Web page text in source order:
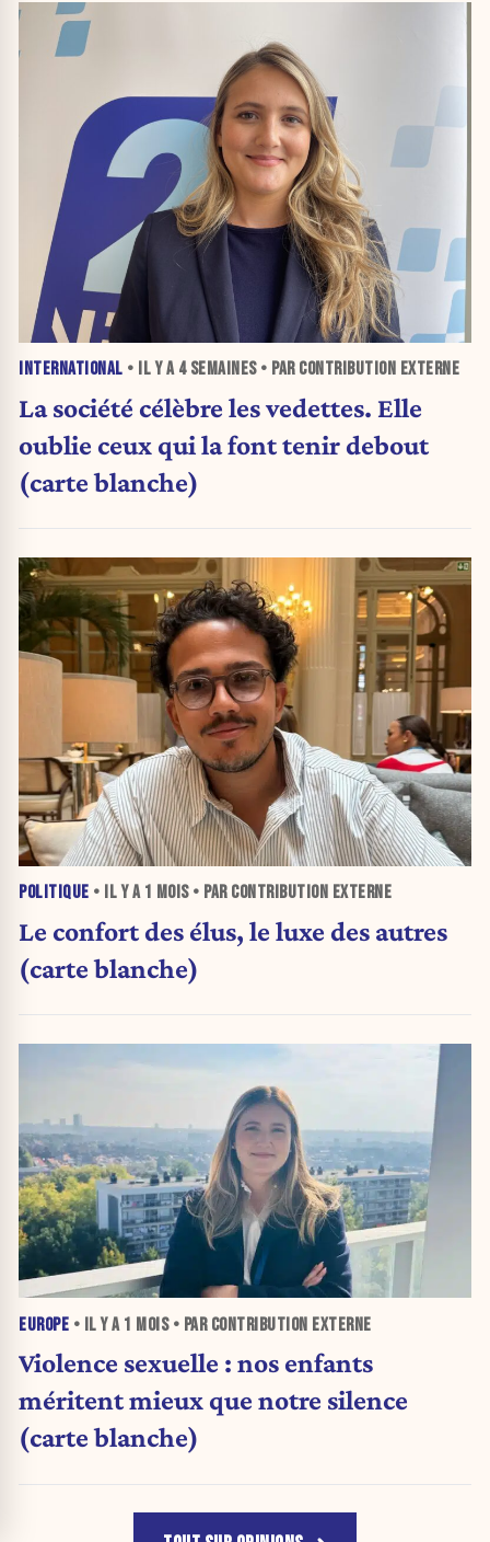
INTERNATIONAL • IL Y A 4 SEMAINES• PAR CONTRIBUTION EXTERNE
La société célèbre les vedettes. Elle
oublie ceux qui la font tenir debout
(carte blanche)
POLITIQUE • IL Y A 1 MOIS• PAR CONTRIBUTION EXTERNE
Le confort des élus, le luxe des autres
(carte blanche)
EUROPE • IL Y A 1 MOIS• PAR CONTRIBUTION EXTERNE
Violence sexuelle : nos enfants
méritent mieux que notre silence
(carte blanche)